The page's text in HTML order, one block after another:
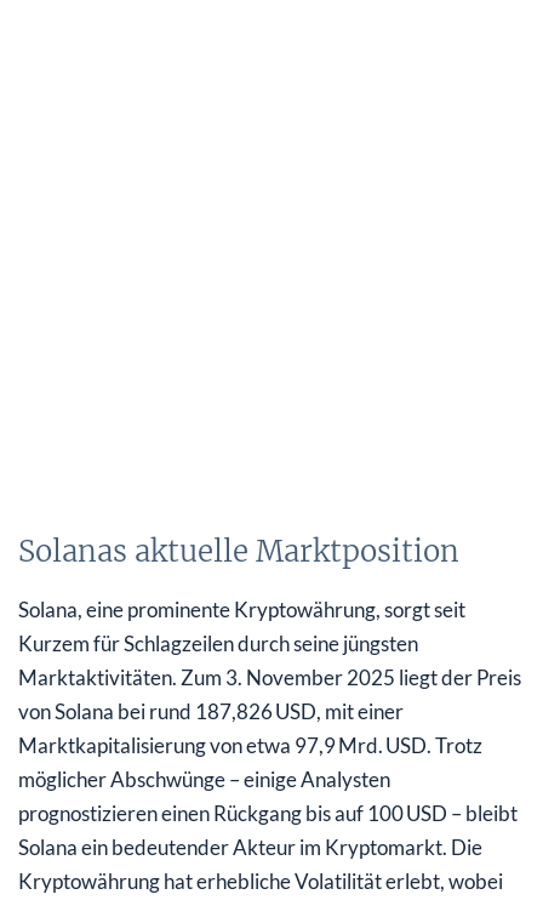
Solanas aktuelle Marktposition
Solana, eine prominente Kryptowährung, sorgt seit
Kurzem für Schlagzeilen durch seine jüngsten
Marktaktivitäten. Zum 3. November 2025 liegt der Preis
von Solana bei rund 187,826 USD, mit einer
Marktkapitalisierung von etwa 97,9 Mrd. USD. Trotz
möglicher Abschwünge – einige Analysten
prognostizieren einen Rückgang bis auf 100 USD – bleibt
Solana ein bedeutender Akteur im Kryptomarkt. Die
Kryptowährung hat erhebliche Volatilität erlebt, wobei